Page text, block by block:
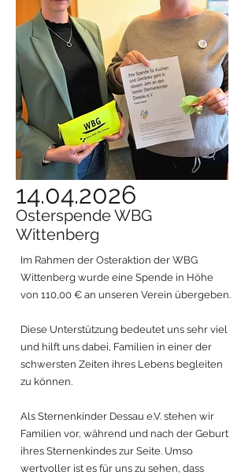
14.04.2026
Osterspende WBG
Wittenberg
Im Rahmen der Osteraktion der WBG
Wittenberg wurde eine Spende in Höhe
von 110,00 € an unseren Verein übergeben.
Diese Unterstützung bedeutet uns sehr viel
und hilft uns dabei, Familien in einer der
schwersten Zeiten ihres Lebens begleiten
zu können.
Als Sternenkinder Dessau e.V. stehen wir
Familien vor, während und nach der Geburt
ihres Sternenkindes zur Seite. Umso
wertvoller ist es für uns zu sehen, dass